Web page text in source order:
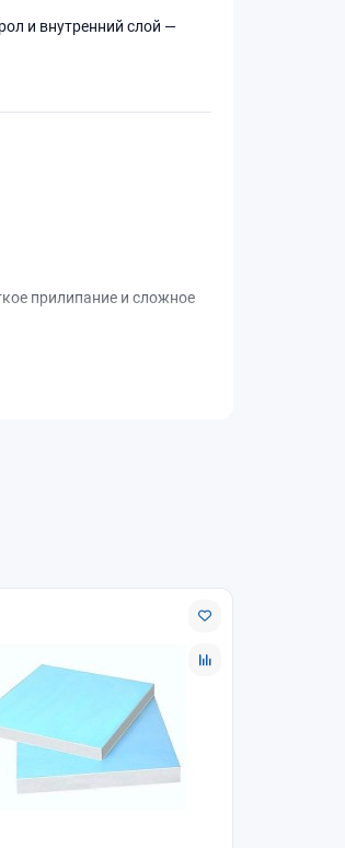
и внутренний слой —
прилипание и сложное